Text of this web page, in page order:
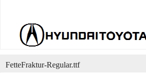
FetteFraktur-Regular.ttf